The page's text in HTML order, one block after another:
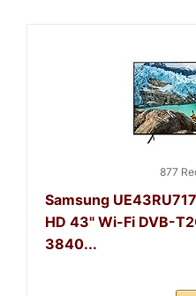
877
Samsung
HD 43" Wi-Fi DVB-
3840...